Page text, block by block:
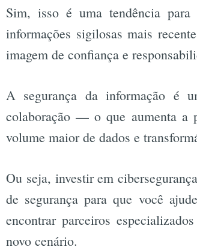
Sim, isso é uma tendência
informações sigilosas mais
imagem de confiança e
A segurança da informação é
colaboração — o que aumenta a
volume maior de dados e
Ou seja, investir em
de segurança para que você
encontrar parceiros
novo cenário.